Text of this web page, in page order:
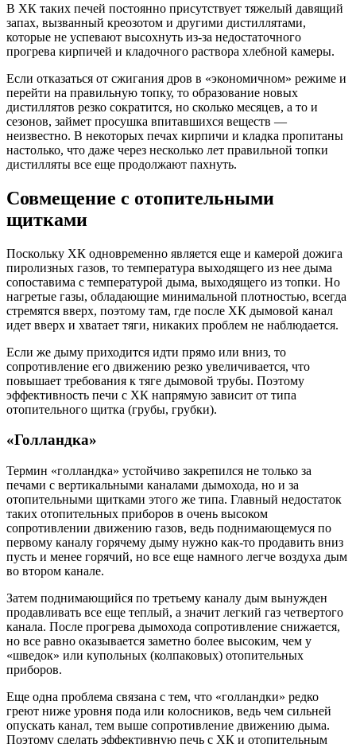
В ХК таких печей постоянно присутствует тяжелый давящий
запах, вызванный креозотом и другими дистиллятами,
которые не успевают высохнуть из-за недостаточного
прогрева кирпичей и кладочного раствора хлебной камеры.
Если отказаться от сжигания дров в «экономичном» режиме и
перейти на правильную топку, то образование новых
дистиллятов резко сократится, но сколько месяцев, а то и
сезонов, займет просушка впитавшихся веществ —
неизвестно. В некоторых печах кирпичи и кладка пропитаны
настолько, что даже через несколько лет правильной топки
дистилляты все еще продолжают пахнуть.
Совмещение с отопительными
щитками
Поскольку ХК одновременно является еще и камерой дожига
пиролизных газов, то температура выходящего из нее дыма
сопоставима с температурой дыма, выходящего из топки. Но
нагретые газы, обладающие минимальной плотностью, всегда
стремятся вверх, поэтому там, где после ХК дымовой канал
идет вверх и хватает тяги, никаких проблем не наблюдается.
Если же дыму приходится идти прямо или вниз, то
сопротивление его движению резко увеличивается, что
повышает требования к тяге дымовой трубы. Поэтому
эффективность печи с ХК напрямую зависит от типа
отопительного щитка (грубы, грубки).
«Голландка»
Термин «голландка» устойчиво закрепился не только за
печами с вертикальными каналами дымохода, но и за
отопительными щитками этого же типа. Главный недостаток
таких отопительных приборов в очень высоком
сопротивлении движению газов, ведь поднимающемуся по
первому каналу горячему дыму нужно как-то продавить вниз
пусть и менее горячий, но все еще намного легче воздуха дым
во втором канале.
Затем поднимающийся по третьему каналу дым вынужден
продавливать все еще теплый, а значит легкий газ четвертого
канала. После прогрева дымохода сопротивление снижается,
но все равно оказывается заметно более высоким, чем у
«шведок» или купольных (колпаковых) отопительных
приборов.
Еще одна проблема связана с тем, что «голландки» редко
греют ниже уровня пода или колосников, ведь чем сильней
опускать канал, тем выше сопротивление движению дыма.
Поэтому сделать эффективную печь с ХК и отопительным